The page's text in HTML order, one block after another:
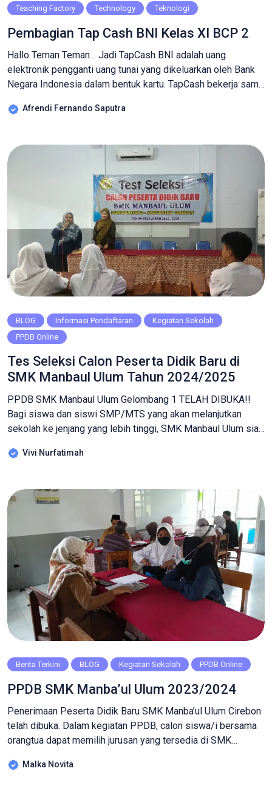
Teaching Factory
Technology Teknologi
Pembagian Tap Cash BNI Kelas XI BCP 2
Hallo Teman Teman… Jadi TapCash BNI adalah uang
elektronik pengganti uang tunai yang dikeluarkan oleh Bank
Negara Indonesia dalam bentuk kartu. TapCash bekerja sama
menggunakan kartu e-money ini untuk transaksi pembayaran
non-tunai, Mobile Banking, aplikasi marketplace, dan
merchant […]
Afrendi Fernando Saputra
BLOG Informasi Pendaftaran
Kegiatan Sekolah
PPDB Online
Tes Seleksi Calon Peserta Didik Baru di
SMK Manbaul Ulum Tahun 2024/2025
PPDB SMK Manbaul Ulum Gelombang 1 TELAH DIBUKA!!
Bagi siswa dan siswi SMP/MTS yang akan melanjutkan
sekolah ke jenjang yang lebih tinggi, SMK Manbaul Ulum siap
tepatnya yaitu tanggal 10 Mei 2024 telah diadakan Tes
Ulum, kegiatan tersebut dihadiri […]
Vivi Nurfatimah
Berita Terkini BLOG Kegiatan Sekolah PPDB Online
PPDB SMK Manba’ul Ulum 2023/2024
Penerimaan Peserta Didik Baru SMK Manba’ul Ulum Cirebon
telah dibuka. Dalam kegiatan PPDB, calon siswa/i bersama
orangtua dapat memilih jurusan yang tersedia di SMK
Otomatisasi Tata Kelola Perkantoran, Farmasi Klinik dan
Malka Novita